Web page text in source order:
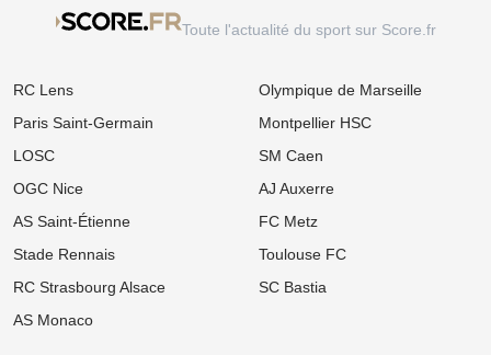
Toute l'actualité du sport sur Score.fr
RC Lens
Paris Saint-Germain
LOSC
OGC Nice
AS Saint-Étienne
Stade Rennais
RC Strasbourg Alsace
AS Monaco
Olympique de Marseille
Montpellier HSC
SM Caen
AJ Auxerre
FC Metz
Toulouse FC
SC Bastia